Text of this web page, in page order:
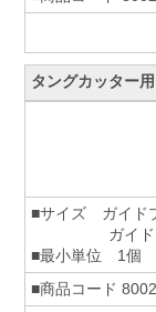
タングカッター
■サイズ ガイド
ガイドプレ
■最小単位 1個
■商品コード